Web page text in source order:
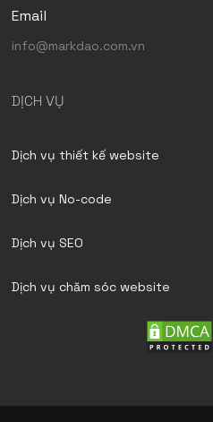
Email
info@markdao.com.vn
DỊCH VỤ
Dịch vụ thiết kế website
Dịch vụ No-code
Dịch vụ SEO
Dịch vụ chăm sóc website